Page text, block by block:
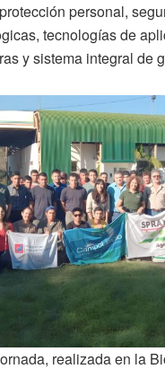
personal,
tecnologías de
y sistema integral de
realizada en la